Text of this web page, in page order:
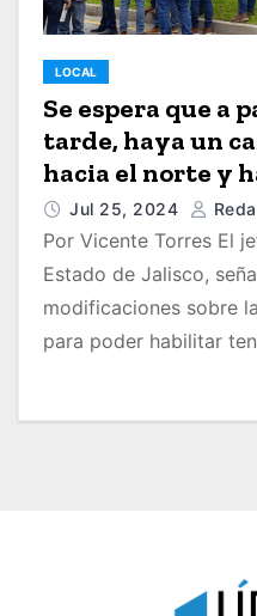
LOCAL
Se espera que a
tarde, haya un
hacia el norte y
Avenida López
Jul 25, 2024
Por Vicente Torres El
Estado de Jalisco,
modificaciones sobre
para poder habilitar